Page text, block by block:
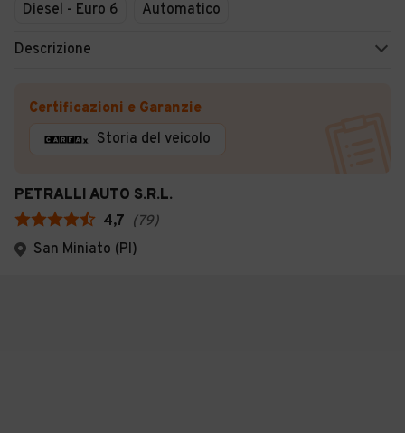
Diesel - Euro 6
Automatico
Descrizione
Certificazioni e Garanzie
Storia del veicolo
PETRALLI AUTO S.R.L.
4,7 (79)
San Miniato (PI)